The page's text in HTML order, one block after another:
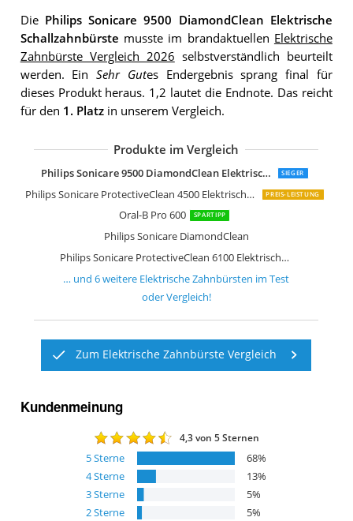
Die Philips Sonicare 9500 DiamondClean Elektrische
Schallzahnbürste musste im brandaktuellen Elektrische
Zahnbürste Vergleich 2026 selbstverständlich beurteilt
werden. EinSehr Gutes Endergebnis sprang final für
dieses Produkt heraus. 1,2 lautet die Endnote. Das reicht
für den 1. Platzin unserem Vergleich.
Produkte im Vergleich
Philips Sonicare 9500 DiamondClean Elektrische Schallzahnbürste SIEGER
Philips Sonicare ProtectiveClean 4500 Elektrische Schallzahnbürste PREIS-LEISTUNG
Oral-B Pro 600 SPARTIPP
Philips Sonicare DiamondClean
Philips Sonicare ProtectiveClean 6100 Elektrische Schallzahnbürste
Oral-B Pro 6400 SmartSeries
Oral-B Pulsonic Slim
Oral-B Pro 3000
Oral-B TriZone 600
… und6weitere Elektrische Zahnbürsten im Test
oder Vergleich!
Zum Elektrische Zahnbürste Vergleich
Kundenmeinung
4,3von 5 Sternen
5Sterne 68%
4Sterne 13%
3Sterne 5%
2Sterne 5%